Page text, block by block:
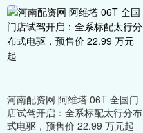
河南配资网 阿维塔 06T 全国门
店试驾开启：全系标配太行分布
式电驱，预售价 22.99 万元起